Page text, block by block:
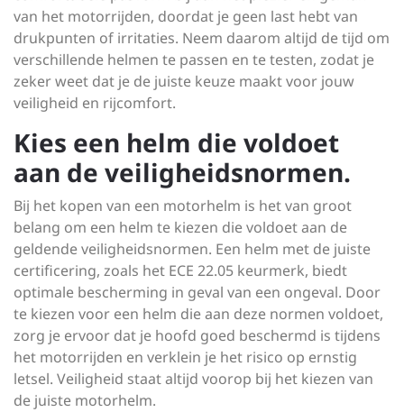
van het motorrijden, doordat je geen last hebt van
drukpunten of irritaties. Neem daarom altijd de tijd om
verschillende helmen te passen en te testen, zodat je
zeker weet dat je de juiste keuze maakt voor jouw
veiligheid en rijcomfort.
Kies een helm die voldoet
aan de veiligheidsnormen.
Bij het kopen van een motorhelm is het van groot
belang om een helm te kiezen die voldoet aan de
geldende veiligheidsnormen. Een helm met de juiste
certificering, zoals het ECE 22.05 keurmerk, biedt
optimale bescherming in geval van een ongeval. Door
te kiezen voor een helm die aan deze normen voldoet,
zorg je ervoor dat je hoofd goed beschermd is tijdens
het motorrijden en verklein je het risico op ernstig
letsel. Veiligheid staat altijd voorop bij het kiezen van
de juiste motorhelm.